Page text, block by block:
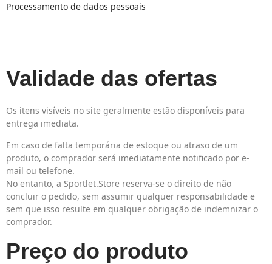
Processamento de dados pessoais
Validade das ofertas
Os itens visíveis no site geralmente estão disponíveis para
entrega imediata.
Em caso de falta temporária de estoque ou atraso de um
produto, o comprador será imediatamente notificado por e-
mail ou telefone.
No entanto, a Sportlet.Store reserva-se o direito de não
concluir o pedido, sem assumir qualquer responsabilidade e
sem que isso resulte em qualquer obrigação de indemnizar o
comprador.
Preço do produto